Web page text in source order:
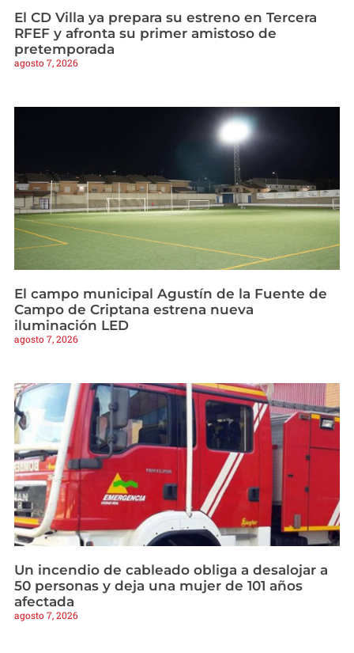
El CD Villa ya prepara su estreno en Tercera
RFEF y afronta su primer amistoso de
pretemporada
agosto 7, 2026
El campo municipal Agustín de la Fuente de
Campo de Criptana estrena nueva
iluminación LED
agosto 7, 2026
Un incendio de cableado obliga a desalojar a
50 personas y deja una mujer de 101 años
afectada
agosto 7, 2026